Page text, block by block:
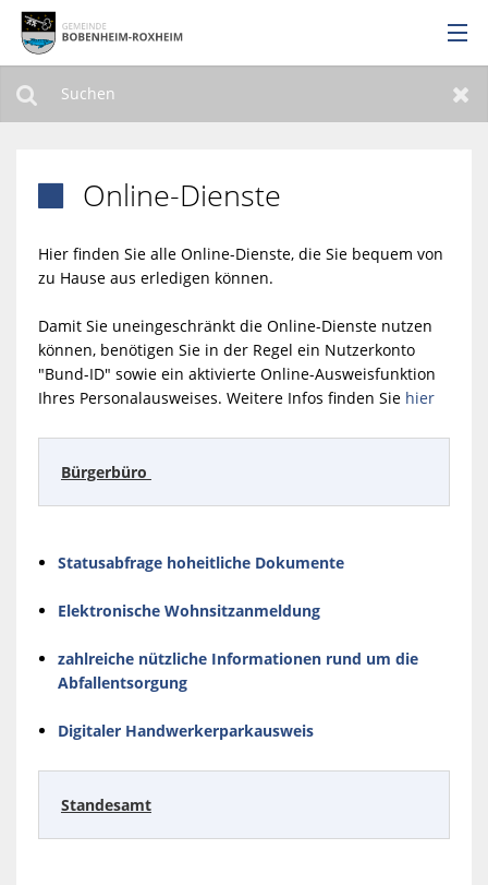
Über uns
Leben & Wohnen
Wirtschaft
Online-Dienste
Hier finden Sie alle Online-Dienste, die Sie bequem von
zu Hause aus erledigen können.
Damit Sie uneingeschränkt die Online-Dienste nutzen
können, benötigen Sie in der Regel ein Nutzerkonto
"Bund-ID" sowie ein aktivierte Online-Ausweisfunktion
Ihres Personalausweises. Weitere Infos finden Sie hier
Bürgerbüro
Statusabfrage hoheitliche Dokumente
Elektronische Wohnsitzanmeldung
zahlreiche nützliche Informationen rund um die
Abfallentsorgung
Digitaler Handwerkerparkausweis
Standesamt